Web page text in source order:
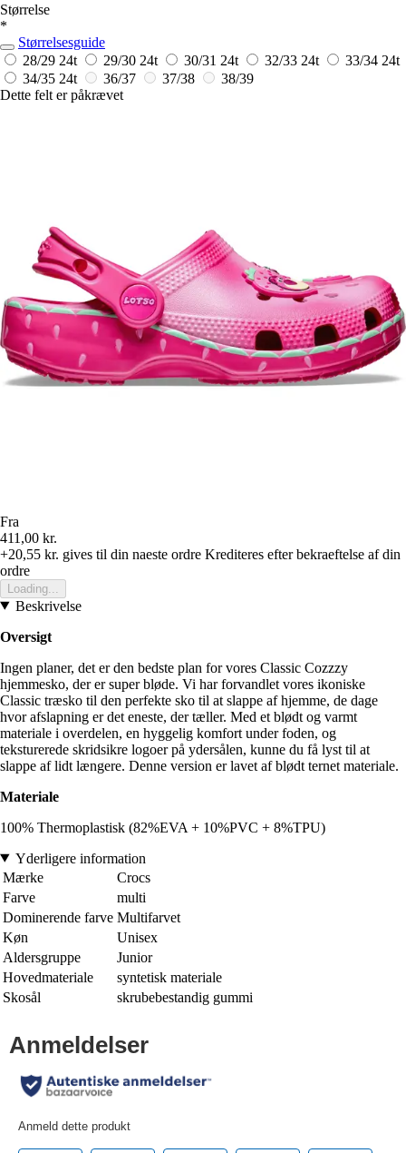
Størrelse
*
Størrelsesguide
28/29 24t 29/30 24t 30/31 24t 32/33 24t 33/34 24t
34/35 24t 36/37 37/38
38/39
Dette felt er påkrævet
Fra
411,00 kr.
+20,55 kr. gives til din naeste ordre Krediteres efter bekraeftelse af din
ordre
Loading...
Beskrivelse
Oversigt
Ingen planer, det er den bedste plan for vores Classic Cozzzy
hjemmesko, der er super bløde. Vi har forvandlet vores ikoniske
Classic træsko til den perfekte sko til at slappe af hjemme, de dage
hvor afslapning er det eneste, der tæller. Med et blødt og varmt
materiale i overdelen, en hyggelig komfort under foden, og
teksturerede skridsikre logoer på ydersålen, kunne du få lyst til at
slappe af lidt længere. Denne version er lavet af blødt ternet materiale.
Materiale
100% Thermoplastisk (82%EVA + 10%PVC + 8%TPU)
Yderligere information
Mærke
Crocs
Farve
multi
Dominerende farve Multifarvet
Køn
Unisex
Aldersgruppe
Junior
Hovedmateriale
syntetisk materiale
Skosål
skrubebestandig gummi